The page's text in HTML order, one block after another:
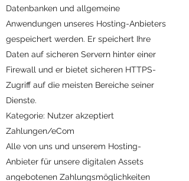
Datenbanken und allgemeine
Anwendungen unseres Hosting-Anbieters
gespeichert werden. Er speichert Ihre
Daten auf sicheren Servern hinter einer
Firewall und er bietet sicheren HTTPS-
Zugriff auf die meisten Bereiche seiner
Dienste.
Kategorie: Nutzer akzeptiert
Zahlungen/eCom
Alle von uns und unserem Hosting-
Anbieter für unsere digitalen Assets
angebotenen Zahlungsmöglichkeiten